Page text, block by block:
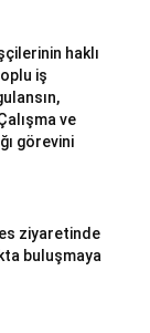
haklı
iş
ve
görevini
ziyaretinde
buluşmaya